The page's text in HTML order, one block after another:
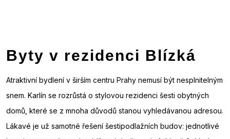
Byty v rezidenci Blízká
Atraktivní bydlení v širším centru Prahy nemusí být nesplnitelným
snem. Karlín se rozrůstá o stylovou rezidenci šesti obytných
domů, které se z mnoha důvodů stanou vyhledávanou adresou.
Lákavé je už samotné řešení šestipodlažních budov: jednotlivé